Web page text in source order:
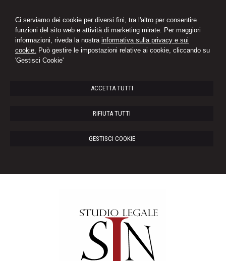
Ci serviamo dei cookie per diversi fini, tra l'altro per consentire
funzioni del sito web e attività di marketing mirate. Per maggiori
informazioni, riveda la nostra informativa sulla privacy e sui
cookie. Può gestire le impostazioni relative ai cookie, cliccando su
'Gestisci Cookie'
ACCETTA TUTTI
RIFIUTA TUTTI
GESTISCI COOKIE